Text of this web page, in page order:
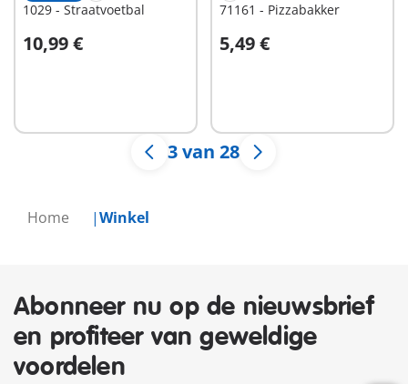
Home Winkel
1029 - Straatvoetbal
10,99 €
In winkelwagen
71161 - Pizzabakker
5,49 €
In winkelwagen
3 van 28
Abonneer nu op de nieuwsbrief
en profiteer van geweldige
voordelen